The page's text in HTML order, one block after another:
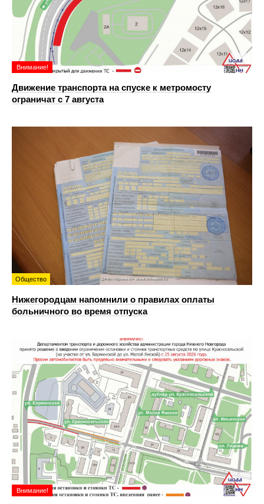
Внимание!
Движение транспорта на спуске к метромосту
ограничат с 7 августа
Общество
Нижегородцам напомнили о правилах оплаты
больничного во время отпуска
Внимание!